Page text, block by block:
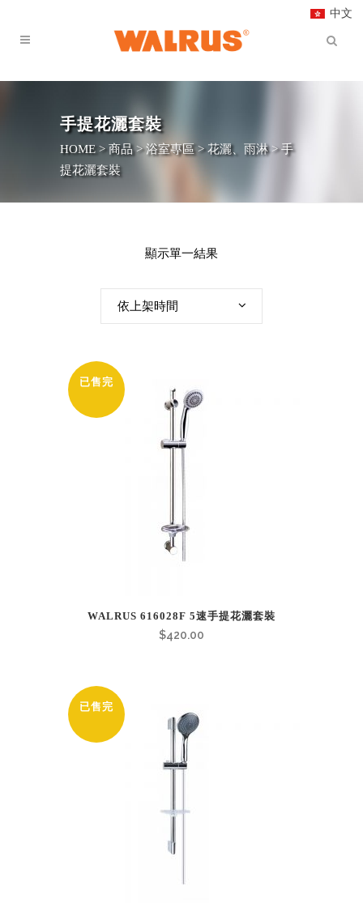
中文
手提花灑套裝
HOME >商品>浴室專區>花灑、雨淋>手
提花灑套裝
顯示單一結果
依上架時間
已售完
WALRUS 616028F 5速手提花灑套裝
$420.00
已售完